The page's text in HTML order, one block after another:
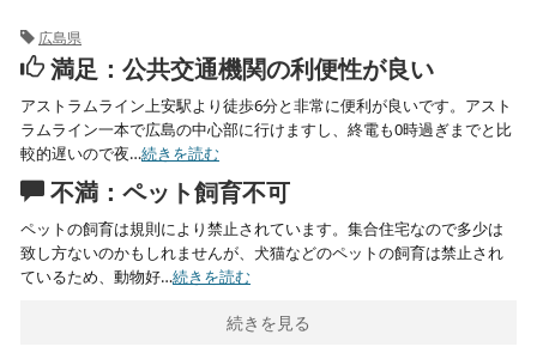
広島県
満足：公共交通機関の利便性が良い
アストラムライン上安駅より徒歩6分と非常に便利が良いです。アスト
ラムライン一本で広島の中心部に行けますし、終電も0時過ぎまでと比
較的遅いので夜…続きを読む
不満：ペット飼育不可
ペットの飼育は規則により禁止されています。集合住宅なので多少は
致し方ないのかもしれませんが、犬猫などのペットの飼育は禁止され
ているため、動物好…続きを読む
続きを見る